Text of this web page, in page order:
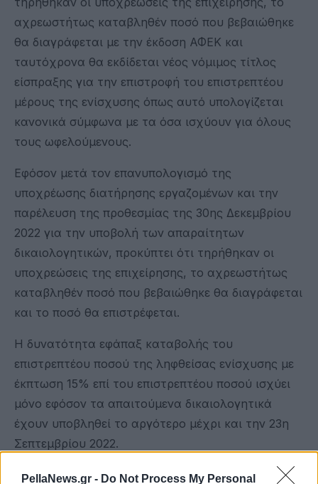
PellaNews.gr - Do Not Process My Personal
αχρεωστήτως καταβληθέν ποσό που βεβαιώθηκε
θα διαγράφεται με την έκδοση ΑΦΕΚ και
ταυτόχρονα θα εκδίδεται νέος νόμιμος τίτλος
είσπραξης για την επιστροφή του επιστρεπτέου
μέρους της ενίσχυσης όπως αυτό υπολογίζεται
κανονικά σύμφωνα με τα όσα ισχύουν για όλους
τους ωφελούμενους.
Εφόσον μετά τον επανυπολογισμό της
υποχρέωσης διατήρησης εργαζομένων και την
παρέλευση της προθεσμίας της 30ης Δεκεμβρίου
2022 για την υποβολή των απαραίτητων
δικαιολογητικών, προκύπτει ότι τηρήθηκαν οι
υποχρεώσεις της επιχείρησης, το αχρεωστήτως
καταβληθέν ποσό που βεβαιώθηκε θα διαγράφεται
και το ποσό θα επιστρέφεται.
Η δυνατότητα εφάπαξ καταβολής του
επιστρεπτέου ποσού της ληφθείσας ενίσχυσης με
έκπτωση 15% επί του επιστρεπτέου ποσού ισχύει
μόνο εφόσον τα απαιτούμενα δικαιολογητικά
έχουν υποβληθεί το αργότερο μέχρι και την 23η
Σεπτεμβρίου 2022.
Εφόσον μετά τον επανυπολογισμό της